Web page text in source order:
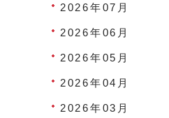
2026年07月
2026年06月
2026年05月
2026年04月
2026年03月